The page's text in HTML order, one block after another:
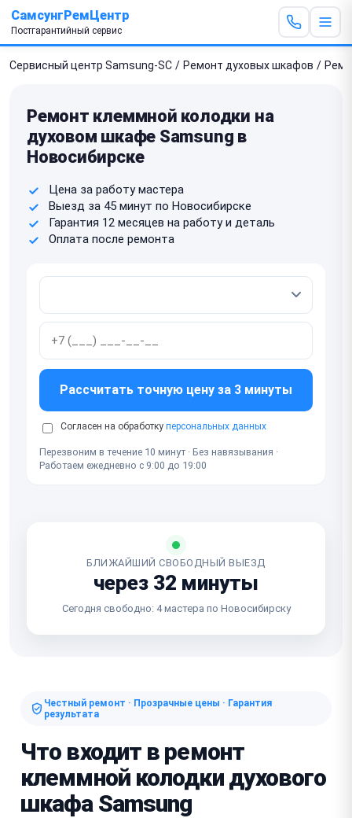
СамсунгРемЦентр
Постгарантийный сервис
Сервисный центр Samsung-SC / Ремонт духовых шкафов /
Ремонт клеммной колодки на
духовом шкафе Samsung в
Новосибирске
Цена за работу мастера
Выезд за 45 минут по Новосибирске
Гарантия 12 месяцев на работу и деталь
Оплата после ремонта
Рассчитать точную цену за 3 минуты
Согласен на обработку персональных данных
Перезвоним в течение 10 минут · Без навязывания ·
Работаем ежедневно с 9:00 до 19:00
БЛИЖАЙШИЙ СВОБОДНЫЙ ВЫЕЗД
через 32 минуты
Сегодня свободно: 4 мастера по Новосибирску
Честный ремонт · Прозрачные цены · Гарантия
результата
Что входит в ремонт
клеммной колодки духового
шкафа Samsung